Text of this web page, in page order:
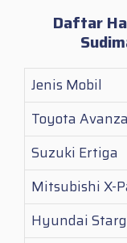
Daftar
Jenis Mobil
Toyota Avanza
Suzuki Ertiga
Mitsubishi X-
Hyundai